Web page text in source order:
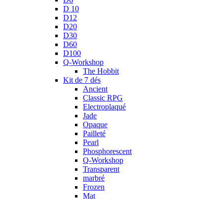
D 10
D12
D20
D30
D60
D100
Q-Workshop
The Hobbit
Kit de 7 dés
Ancient
Classic RPG
Electroplaqué
Jade
Opaque
Pailleté
Pearl
Phosphorescent
Q-Workshop
Transparent
marbré
Frozen
Mat